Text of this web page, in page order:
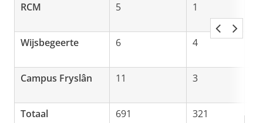
RCM 5 1
Wijsbegeerte 6 4
Campus Fryslân 11 3
Totaal 691 321